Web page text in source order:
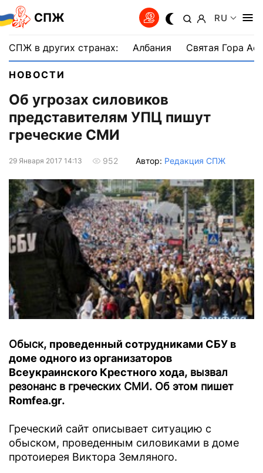
СПЖ RU
СПЖ в других странах: Албания Святая Гора
НОВОСТИ
Об угрозах силовиков
представителям УПЦ пишут
греческие СМИ
29 Января 2017 14:13 952 Автор: Редакция СПЖ
Обыск, проведенный сотрудниками СБУ в
доме одного из организаторов
Всеукраинского Крестного хода, вызвал
резонанс в греческих СМИ. Об этом пишет
Romfea.gr.
Греческий сайт описывает ситуацию с
обыском, проведенным силовиками в доме
протоиерея Виктора Земляного.